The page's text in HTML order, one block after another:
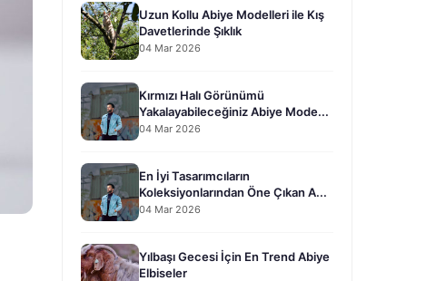
Uzun Kollu Abiye Modelleri ile Kış
Davetlerinde Şıklık
04 Mar 2026
Kırmızı Halı Görünümü
Yakalayabileceğiniz Abiye Mode...
04 Mar 2026
En İyi Tasarımcıların
Koleksiyonlarından Öne Çıkan A...
04 Mar 2026
Yılbaşı Gecesi İçin En Trend Abiye
Elbiseler